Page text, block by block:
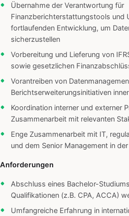
Übernahme der Verantwortung für
Finanzberichterstattungstools und
fortlaufenden Entwicklung, um
sicherzustellen
Vorbereitung und Lieferung von
sowie gesetzlichen
Vorantreiben von
Berichtserweiterungsinitiativen
Koordination interner und externer
Zusammenarbeit mit relevanten
Enge Zusammenarbeit mit IT,
und dem Senior Management in
Anforderungen
Abschluss eines Bachelor-
Qualifikationen (z.B. CPA, ACCA)
Umfangreiche Erfahrung in